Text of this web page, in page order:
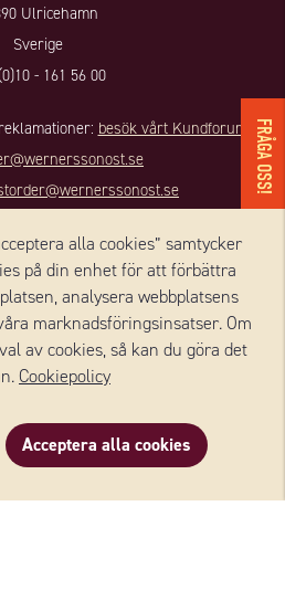
alla cookies” samtycker
på din enhet för att förbättra
analysera webbplatsens
marknadsföringsinsatser. Om
av cookies, så kan du göra det
Cookiepolicy
Acceptera alla cookies
Innehåll Om varumärket
FRÅGA OSS!
Ulricehamn
Sverige
- 161 56 00
besök vårt Kundforum
DANMARK
Ost Danmark A/S
8, 1, sal
RINGSTED
59 18 50 90
info@we-to.dk